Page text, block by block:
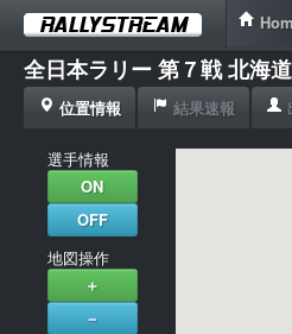
全日本ラリー 第７戦 北海道
位置情報 結果速報
選手情報
地図操作